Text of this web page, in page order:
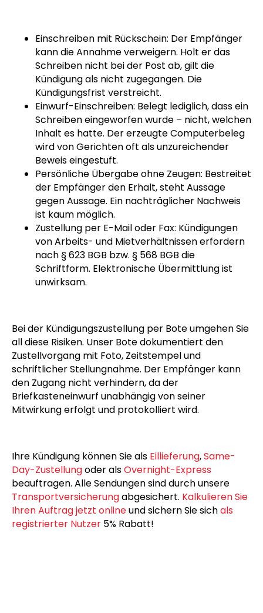
Einschreiben mit Rückschein: Der Empfänger
kann die Annahme verweigern. Holt er das
Schreiben nicht bei der Post ab, gilt die
Kündigung als nicht zugegangen. Die
Kündigungsfrist verstreicht.
Einwurf-Einschreiben: Belegt lediglich, dass ein
Schreiben eingeworfen wurde – nicht, welchen
Inhalt es hatte. Der erzeugte Computerbeleg
wird von Gerichten oft als unzureichender
Beweis eingestuft.
Persönliche Übergabe ohne Zeugen: Bestreitet
der Empfänger den Erhalt, steht Aussage
gegen Aussage. Ein nachträglicher Nachweis
ist kaum möglich.
Zustellung per E-Mail oder Fax: Kündigungen
von Arbeits- und Mietverhältnissen erfordern
nach § 623 BGB bzw. § 568 BGB die
Schriftform. Elektronische Übermittlung ist
unwirksam.
Bei der Kündigungszustellung per Bote umgehen Sie
all diese Risiken. Unser Bote dokumentiert den
Zustellvorgang mit Foto, Zeitstempel und
schriftlicher Stellungnahme. Der Empfänger kann
den Zugang nicht verhindern, da der
Briefkasteneinwurf unabhängig von seiner
Mitwirkung erfolgt und protokolliert wird.
Ihre Kündigung können Sie als Eillieferung,Same-
Day-Zustellungoder alsOvernight-Express
beauftragen. Alle Sendungen sind durch unsere
Transportversicherungabgesichert. Kalkulieren Sie
Ihren Auftrag jetzt onlineund sichern Sie sichals
registrierter Nutzer 5% Rabatt!